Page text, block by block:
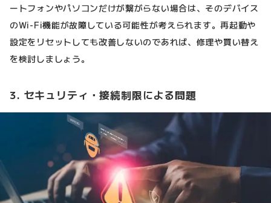
ートフォンやパソコンだけが繋がらない場合は、そのデバイス
のWi-Fi機能が故障している可能性が考えられます。再起動や
設定をリセットしても改善しないのであれば、修理や買い替え
を検討しましょう。
3. セキュリティ・接続制限による問題